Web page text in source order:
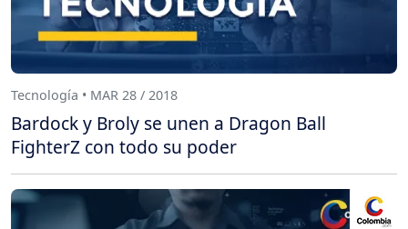
Tecnología • MAR 28 / 2018
Bardock y Broly se unen a Dragon Ball
FighterZ con todo su poder